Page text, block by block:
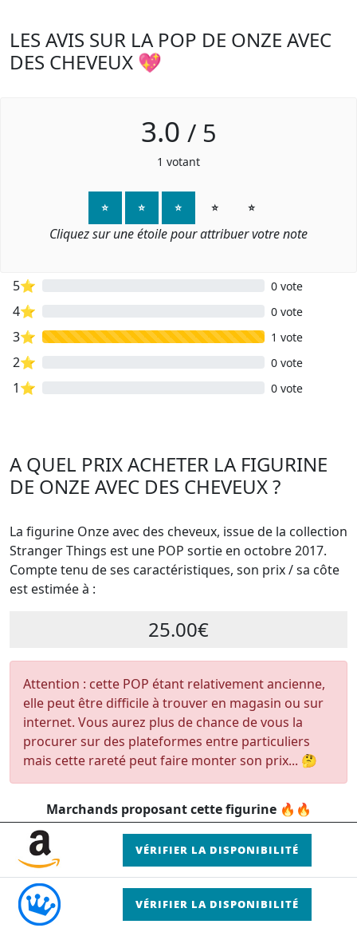
LES AVIS SUR LA POP DE ONZE AVEC
DES CHEVEUX 💖
3.0 / 5
1 votant
⭐ ⭐ ⭐ ⭐ ⭐
Cliquez sur une étoile pour attribuer votre note
5⭐ 0 vote
4⭐ 0 vote
3⭐ 1 vote
2⭐ 0 vote
1⭐ 0 vote
A QUEL PRIX ACHETER LA FIGURINE
DE ONZE AVEC DES CHEVEUX ?
La figurine Onze avec des cheveux, issue de la collection
Stranger Things est une POP sortie en octobre 2017.
Compte tenu de ses caractéristiques, son prix / sa côte
est estimée à :
25.00€
Attention : cette POP étant relativement ancienne,
elle peut être difficile à trouver en magasin ou sur
internet. Vous aurez plus de chance de vous la
procurer sur des plateformes entre particuliers
mais cette rareté peut faire monter son prix... 🤔
Marchands proposant cette figurine 🔥🔥
VÉRIFIER LA DISPONIBILITÉ
VÉRIFIER LA DISPONIBILITÉ